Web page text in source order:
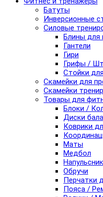
Батуты
Инверсионные
Силовые
Блины для
Гантели
Гири
Грифы /
Стойки
Скамейки для
Скамейки
Товары для
Блоки /
Диски
Коврики
Маты
Медбол
Обручи
Перчатки
Пояса /